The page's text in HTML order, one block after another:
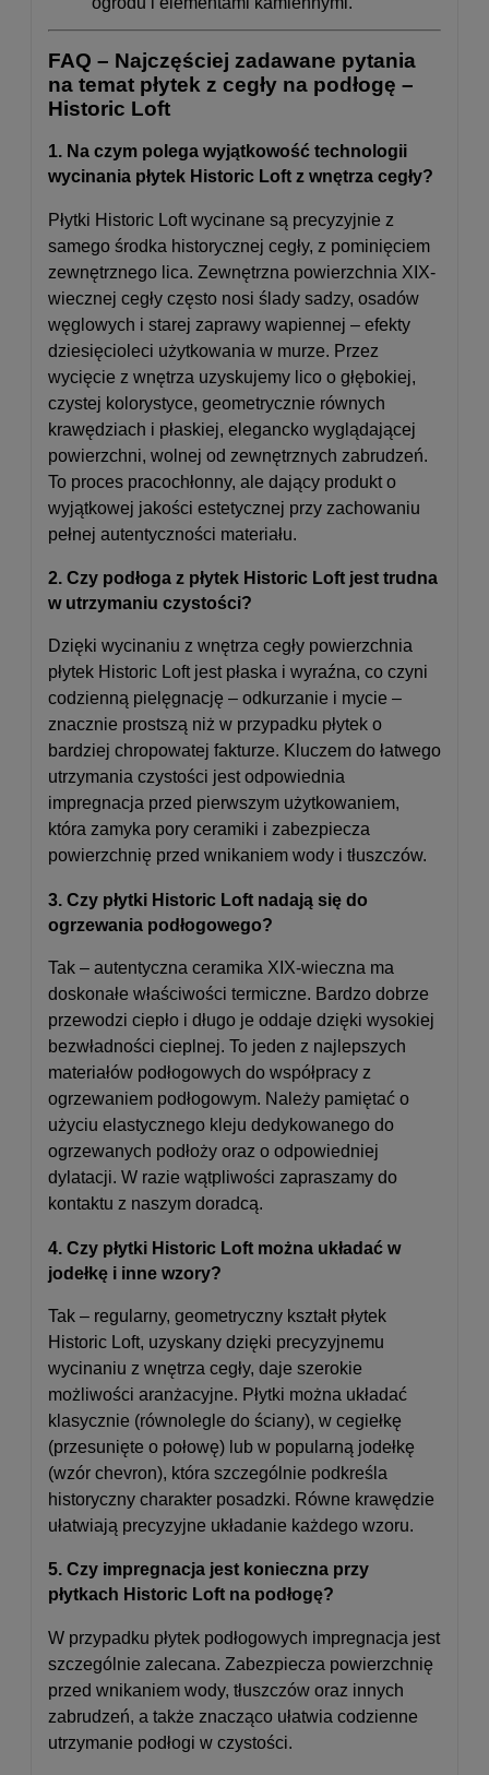
FAQ – Najczęściej zadawane pytania
na temat płytek z cegły na podłogę –
Historic Loft
1. Na czym polega wyjątkowość technologii
wycinania płytek Historic Loft z wnętrza cegły?
Płytki Historic Loft wycinane są precyzyjnie z
samego środka historycznej cegły, z pominięciem
zewnętrznego lica. Zewnętrzna powierzchnia XIX-
wiecznej cegły często nosi ślady sadzy, osadów
węglowych i starej zaprawy wapiennej – efekty
dziesięcioleci użytkowania w murze. Przez
wycięcie z wnętrza uzyskujemy lico o głębokiej,
czystej kolorystyce, geometrycznie równych
krawędziach i płaskiej, elegancko wyglądającej
powierzchni, wolnej od zewnętrznych zabrudzeń.
To proces pracochłonny, ale dający produkt o
wyjątkowej jakości estetycznej przy zachowaniu
pełnej autentyczności materiału.
2. Czy podłoga z płytek Historic Loft jest trudna
w utrzymaniu czystości?
Dzięki wycinaniu z wnętrza cegły powierzchnia
płytek Historic Loft jest płaska i wyraźna, co czyni
codzienną pielęgnację – odkurzanie i mycie –
znacznie prostszą niż w przypadku płytek o
bardziej chropowatej fakturze. Kluczem do łatwego
utrzymania czystości jest odpowiednia
impregnacja przed pierwszym użytkowaniem,
która zamyka pory ceramiki i zabezpiecza
powierzchnię przed wnikaniem wody i tłuszczów.
3. Czy płytki Historic Loft nadają się do
ogrzewania podłogowego?
Tak – autentyczna ceramika XIX-wieczna ma
doskonałe właściwości termiczne. Bardzo dobrze
przewodzi ciepło i długo je oddaje dzięki wysokiej
bezwładności cieplnej. To jeden z najlepszych
materiałów podłogowych do współpracy z
ogrzewaniem podłogowym. Należy pamiętać o
użyciu elastycznego kleju dedykowanego do
ogrzewanych podłoży oraz o odpowiedniej
dylatacji. W razie wątpliwości zapraszamy do
kontaktu z naszym doradcą.
4. Czy płytki Historic Loft można układać w
jodełkę i inne wzory?
Tak – regularny, geometryczny kształt płytek
Historic Loft, uzyskany dzięki precyzyjnemu
wycinaniu z wnętrza cegły, daje szerokie
możliwości aranżacyjne. Płytki można układać
klasycznie (równolegle do ściany), w cegiełkę
(przesunięte o połowę) lub w popularną jodełkę
(wzór chevron), która szczególnie podkreśla
historyczny charakter posadzki. Równe krawędzie
ułatwiają precyzyjne układanie każdego wzoru.
5. Czy impregnacja jest konieczna przy
płytkach Historic Loft na podłogę?
W przypadku płytek podłogowych impregnacja jest
szczególnie zalecana. Zabezpiecza powierzchnię
przed wnikaniem wody, tłuszczów oraz innych
zabrudzeń, a także znacząco ułatwia codzienne
utrzymanie podłogi w czystości.